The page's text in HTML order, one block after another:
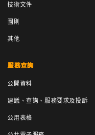
技術文件
圖則
其他
服務查詢
公開資料
建議、查詢、服務要求及投訴
公用表格